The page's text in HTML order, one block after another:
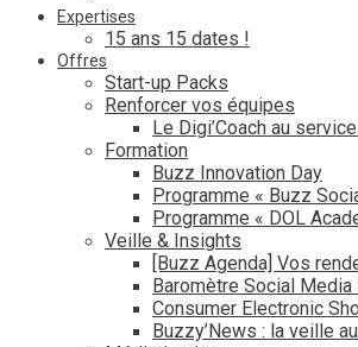
Expertises
15 ans 15 dates !
Offres
Start-up Packs
Renforcer vos équipes
Le Digi’Coach au
Formation
Buzz Innovation Day
Programme « Buzz
Programme « DOL
Veille & Insights
[Buzz Agenda] Vos
Baromètre Social
Consumer Electronic
Buzzy’News : la veille